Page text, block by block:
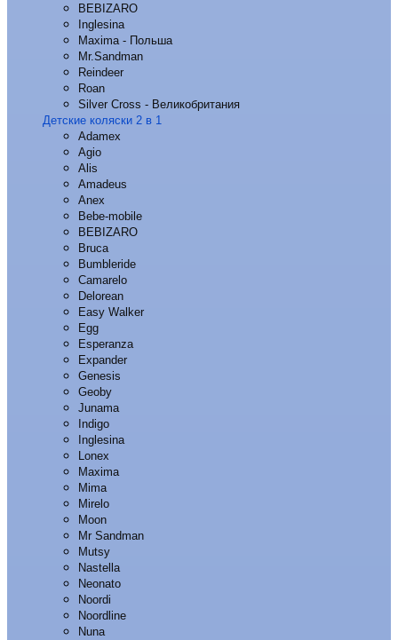
BEBIZARO
Inglesina
Maxima - Польша
Mr.Sandman
Reindeer
Roan
Silver Cross - Великобритания
Детские коляски 2 в 1
Adamex
Agio
Alis
Amadeus
Anex
Bebe-mobile
BEBIZARO
Bruca
Bumbleride
Camarelo
Delorean
Easy Walker
Egg
Esperanza
Expander
Genesis
Geoby
Junama
Indigo
Inglesina
Lonex
Maxima
Mima
Mirelo
Moon
Mr Sandman
Mutsy
Nastella
Neonato
Noordi
Noordline
Nuna